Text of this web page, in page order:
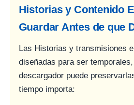
Historias y Contenido
Guardar Antes de que
Las Historias y transmisiones
diseñadas para ser
descargador puede
tiempo importa: